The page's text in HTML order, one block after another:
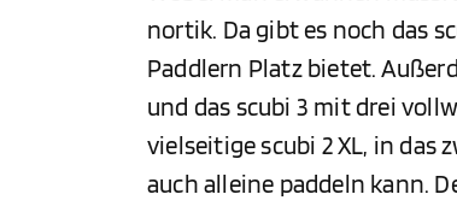
nortik. Da gibt es noch das
Paddlern Platz bietet.
und das scubi 3 mit drei
vielseitige scubi 2 XL, in das
auch alleine paddeln kann.